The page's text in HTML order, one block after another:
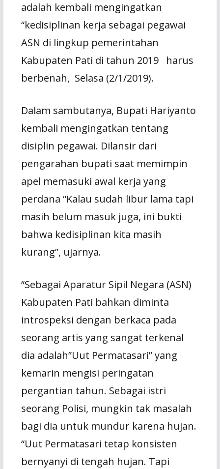
adalah kembali mengingatkan
“kedisiplinan kerja sebagai pegawai
ASN di lingkup pemerintahan
Kabupaten Pati di tahun 2019 harus
berbenah, Selasa (2/1/2019).
Dalam sambutanya, Bupati Hariyanto
kembali mengingatkan tentang
disiplin pegawai. Dilansir dari
pengarahan bupati saat memimpin
apel memasuki awal kerja yang
perdana “Kalau sudah libur lama tapi
masih belum masuk juga, ini bukti
bahwa kedisiplinan kita masih
kurang”, ujarnya.
“Sebagai Aparatur Sipil Negara (ASN)
Kabupaten Pati bahkan diminta
introspeksi dengan berkaca pada
seorang artis yang sangat terkenal
dia adalah”Uut Permatasari” yang
kemarin mengisi peringatan
pergantian tahun. Sebagai istri
seorang Polisi, mungkin tak masalah
bagi dia untuk mundur karena hujan.
“Uut Permatasari tetap konsisten
bernyanyi di tengah hujan. Tapi